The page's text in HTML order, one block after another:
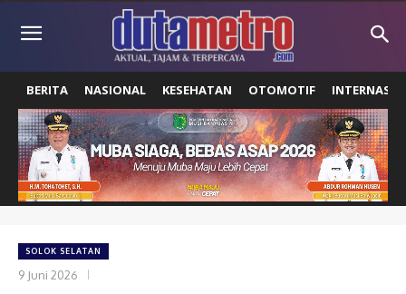
BERITA NASIONAL KESEHATAN OTOMOTIF
SOLOK SELATAN
9 Juni 2026